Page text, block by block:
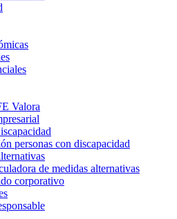
Valora
personas con discapacidad
de medidas alternativas
corporativo